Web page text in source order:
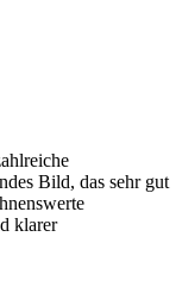
Bild, das sehr gut
klarer